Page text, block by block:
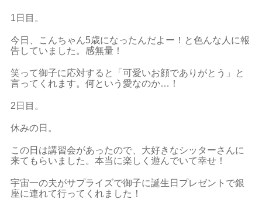
1日目。
今日、こんちゃん5歳になったんだよー！と色んな人に報
告していました。感無量！
笑って御子に応対すると「可愛いお顔でありがとう」と
言ってくれます。何という愛なのか…！
2日目。
休みの日。
この日は講習会があったので、大好きなシッターさんに
来てもらいました。本当に楽しく遊んでいて幸せ！
宇宙一の夫がサプライズで御子に誕生日プレゼントで銀
座に連れて行ってくれました！